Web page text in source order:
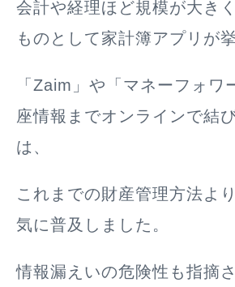
会計や経理ほど規模が大き
ものとして家計簿アプリが
「Zaim」や「マネーフォ
座情報までオンラインで結
は、
これまでの財産管理方法よ
気に普及しました。
情報漏えいの危険性も指摘